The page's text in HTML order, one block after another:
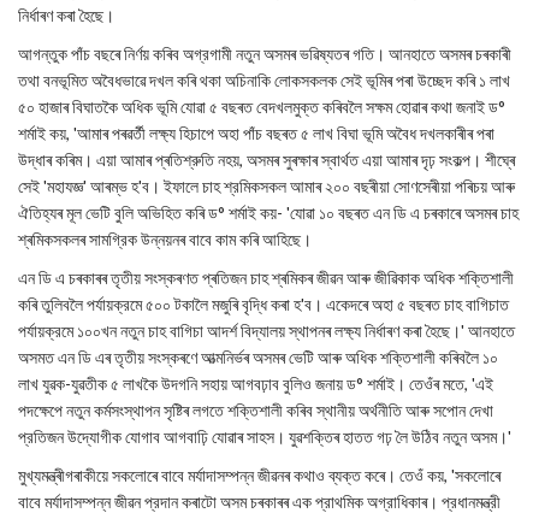
নির্ধাৰণ কৰা হৈছে।
আগন্তুক পাঁচ বছৰে নিৰ্ণয় কৰিব অগ্রগামী নতুন অসমৰ ভৱিষ্যতৰ গতি। আনহাতে অসমৰ চৰকাৰী
তথা বনভূমিত অবৈধভাৱে দখল কৰি থকা অচিনাকি লোকসকলক সেই ভূমিৰ পৰা উচ্ছেদ কৰি ১ লাখ
৫০ হাজাৰ বিঘাতকৈ অধিক ভূমি যোৱা ৫ বছৰত বেদখলমুক্ত কৰিবলৈ সক্ষম হোৱাৰ কথা জনাই ড°
শৰ্মাই কয়, 'আমাৰ পৰৱৰ্তী লক্ষ্য হিচাপে অহা পাঁচ বছৰত ৫ লাখ বিঘা ভূমি অবৈধ দখলকাৰীৰ পৰা
উদ্ধাৰ কৰিম। এয়া আমাৰ প্ৰতিশ্রুতি নহয়, অসমৰ সুৰক্ষাৰ স্বাৰ্থত এয়া আমাৰ দৃঢ় সংকল্প। শীঘ্ৰে
সেই 'মহাযজ্ঞ' আৰম্ভ হ'ব। ইফালে চাহ শ্রমিকসকল আমাৰ ২০০ বছৰীয়া সোণসেৰীয়া পৰিচয় আৰু
ঐতিহ্যৰ মূল ভেটি বুলি অভিহিত কৰি ড° শৰ্মাই কয়- 'যোৱা ১০ বছৰত এন ডি এ চৰকাৰে অসমৰ চাহ
শ্ৰমিকসকলৰ সামগ্রিক উন্নয়নৰ বাবে কাম কৰি আহিছে।
এন ডি এ চৰকাৰৰ তৃতীয় সংস্কৰণত প্ৰতিজন চাহ শ্ৰমিকৰ জীৱন আৰু জীৱিকাক অধিক শক্তিশালী
কৰি তুলিবলৈ পর্যায়ক্রমে ৫০০ টকালৈ মজুৰি বৃদ্ধি কৰা হ'ব। একেদৰে অহা ৫ বছৰত চাহ বাগিচাত
পর্যায়ক্রমে ১০০খন নতুন চাহ বাগিচা আদর্শ বিদ্যালয় স্থাপনৰ লক্ষ্য নির্ধাৰণ কৰা হৈছে।' আনহাতে
অসমত এন ডি এৰ তৃতীয় সংস্কৰণে আত্মনিৰ্ভৰ অসমৰ ভেটি আৰু অধিক শক্তিশালী কৰিবলৈ ১০
লাখ যুৱক-যুৱতীক ৫ লাখকৈ উদগনি সহায় আগবঢ়াব বুলিও জনায় ড° শর্মাই। তেওঁৰ মতে, 'এই
পদক্ষেপে নতুন কর্মসংস্থাপন সৃষ্টিৰ লগতে শক্তিশালী কৰিব স্থানীয় অর্থনীতি আৰু সপোন দেখা
প্রতিজন উদ্যোগীক যোগাব আগবাঢ়ি যোৱাৰ সাহস। যুৱশক্তিৰ হাতত গঢ় লৈ উঠিব নতুন অসম।'
মুখ্যমন্ত্ৰীগৰাকীয়ে সকলোৰে বাবে মর্যাদাসম্পন্ন জীৱনৰ কথাও ব্যক্ত কৰে। তেওঁ কয়, 'সকলোৰে
বাবে মর্যাদাসম্পন্ন জীৱন প্রদান কৰাটো অসম চৰকাৰৰ এক প্রাথমিক অগ্রাধিকাৰ। প্রধানমন্ত্রী